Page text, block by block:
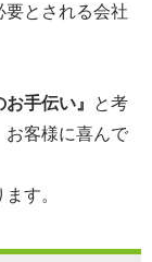
要とされる会社
手伝い』
と考
お客様に喜んで
す。